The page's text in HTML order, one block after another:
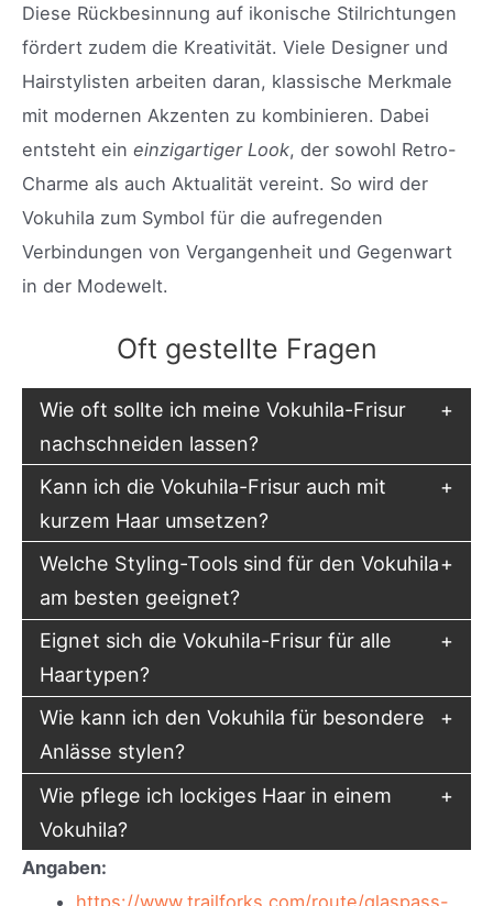
Diese Rückbesinnung auf ikonische Stilrichtungen
fördert zudem die Kreativität. Viele Designer und
Hairstylisten arbeiten daran, klassische Merkmale
mit modernen Akzenten zu kombinieren. Dabei
entsteht ein einzigartiger Look, der sowohl Retro-
Charme als auch Aktualität vereint. So wird der
Vokuhila zum Symbol für die aufregenden
Verbindungen von Vergangenheit und Gegenwart
in der Modewelt.
Oft gestellte Fragen
Wie oft sollte ich meine Vokuhila-Frisur
nachschneiden lassen?
Kann ich die Vokuhila-Frisur auch mit
kurzem Haar umsetzen?
Welche Styling-Tools sind für den Vokuhila
am besten geeignet?
Eignet sich die Vokuhila-Frisur für alle
Haartypen?
Wie kann ich den Vokuhila für besondere
Anlässe stylen?
Wie pflege ich lockiges Haar in einem
Vokuhila?
Angaben: